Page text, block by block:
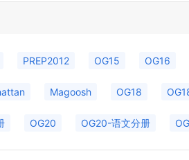
PREP2012 OG15 OG16
Magoosh OG18
OG20 OG20-语文分册